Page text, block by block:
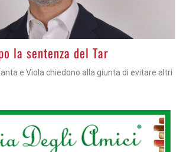
la sentenza del Tar
e Viola chiedono alla giunta di evitare altri